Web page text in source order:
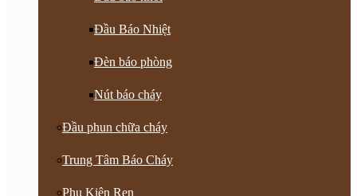
Đầu Báo Nhiệt
Đèn báo phòng
Nút báo cháy
Đầu phun chữa cháy
Trung Tâm Báo Cháy
Phụ Kiện Ren